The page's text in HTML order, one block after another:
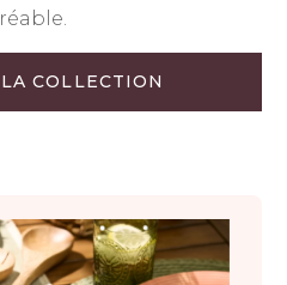
COLLECTION